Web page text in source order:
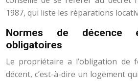
1987, qui liste les réparations
Normes de décence
obligatoires
Le propriétaire a l’obligation de
décent, c’est-à-dire un logement